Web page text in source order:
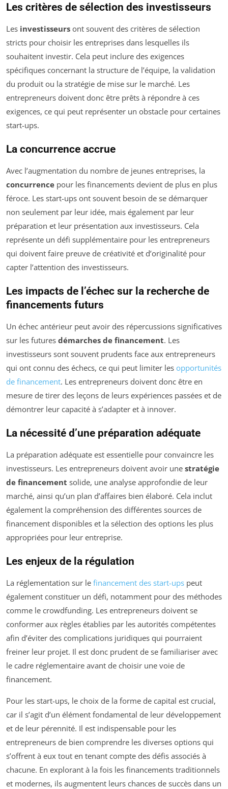
Les critères de sélection des investisseurs
Les investisseurs ont souvent des critères de sélection
stricts pour choisir les entreprises dans lesquelles ils
souhaitent investir. Cela peut inclure des exigences
spécifiques concernant la structure de l’équipe, la validation
du produit ou la stratégie de mise sur le marché. Les
entrepreneurs doivent donc être prêts à répondre à ces
exigences, ce qui peut représenter un obstacle pour certaines
start-ups.
La concurrence accrue
Avec l’augmentation du nombre de jeunes entreprises, la
concurrence pour les financements devient de plus en plus
féroce. Les start-ups ont souvent besoin de se démarquer
non seulement par leur idée, mais également par leur
préparation et leur présentation aux investisseurs. Cela
représente un défi supplémentaire pour les entrepreneurs
qui doivent faire preuve de créativité et d’originalité pour
capter l’attention des investisseurs.
Les impacts de l’échec sur la recherche de
financements futurs
Un échec antérieur peut avoir des répercussions significatives
sur les futures démarches de financement. Les
investisseurs sont souvent prudents face aux entrepreneurs
qui ont connu des échecs, ce qui peut limiter les opportunités
de financement. Les entrepreneurs doivent donc être en
mesure de tirer des leçons de leurs expériences passées et de
démontrer leur capacité à s’adapter et à innover.
La nécessité d’une préparation adéquate
La préparation adéquate est essentielle pour convaincre les
investisseurs. Les entrepreneurs doivent avoir une stratégie
de financement solide, une analyse approfondie de leur
marché, ainsi qu’un plan d’affaires bien élaboré. Cela inclut
également la compréhension des différentes sources de
financement disponibles et la sélection des options les plus
appropriées pour leur entreprise.
Les enjeux de la régulation
La réglementation sur le financement des start-ups peut
également constituer un défi, notamment pour des méthodes
comme le crowdfunding. Les entrepreneurs doivent se
conformer aux règles établies par les autorités compétentes
afin d’éviter des complications juridiques qui pourraient
freiner leur projet. Il est donc prudent de se familiariser avec
le cadre réglementaire avant de choisir une voie de
financement.
Pour les start-ups, le choix de la forme de capital est crucial,
car il s’agit d’un élément fondamental de leur développement
et de leur pérennité. Il est indispensable pour les
entrepreneurs de bien comprendre les diverses options qui
s’offrent à eux tout en tenant compte des défis associés à
chacune. En explorant à la fois les financements traditionnels
et modernes, ils augmentent leurs chances de succès dans un